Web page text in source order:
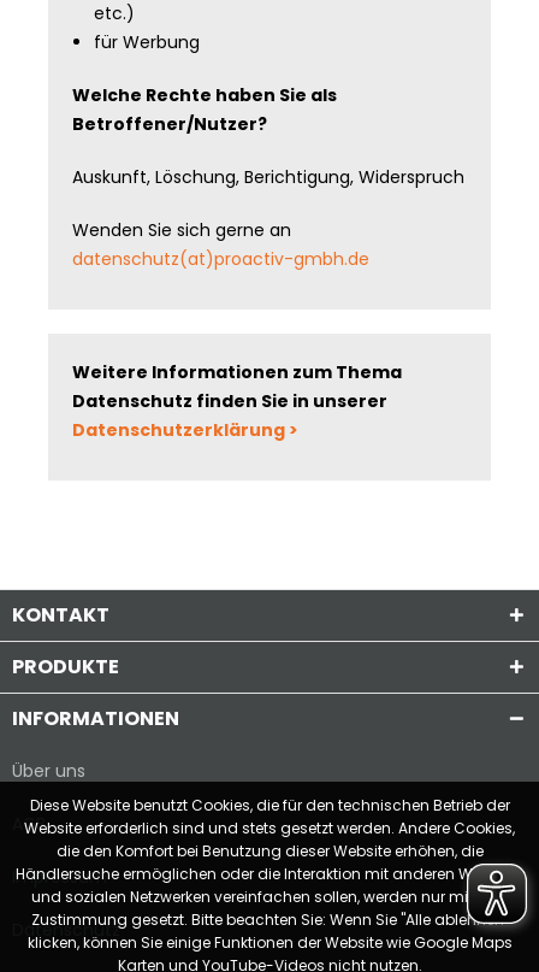
etc.)
für Werbung
Welche Rechte haben Sie als
Betroffener/Nutzer?
Auskunft, Löschung, Berichtigung, Widerspruch
Wenden Sie sich gerne an
datenschutz(at)proactiv-gmbh.de
Weitere Informationen zum Thema
Datenschutz finden Sie in unserer
Datenschutzerklärung >
KONTAKT
PRODUKTE
INFORMATIONEN
Über uns
AGB
Impressum
Datenschutz
Diese Website benutzt Cookies, die für den technischen Betrieb der
Website erforderlich sind und stets gesetzt werden. Andere Cookies,
die den Komfort bei Benutzung dieser Website erhöhen, die
Händlersuche ermöglichen oder die Interaktion mit anderen Websites
und sozialen Netzwerken vereinfachen sollen, werden nur mit Ihrer
Zustimmung gesetzt. Bitte beachten Sie: Wenn Sie "Alle ablehnen"
klicken, können Sie einige Funktionen der Website wie Google Maps
Karten und YouTube-Videos nicht nutzen.